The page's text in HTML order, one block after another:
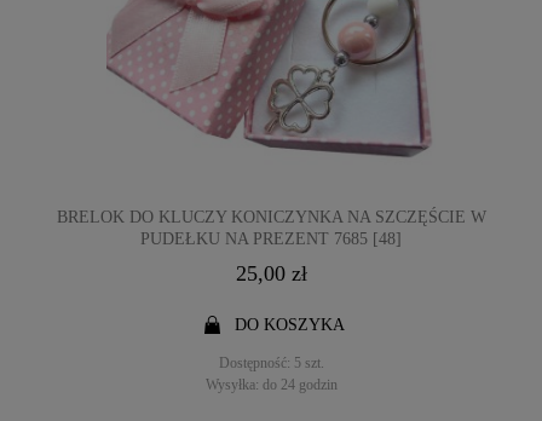
BRELOK DO KLUCZY KONICZYNKA NA SZCZĘŚCIE W
PUDEŁKU NA PREZENT 7685 [48]
25,00 zł
DO KOSZYKA
Dostępność: 5 szt.
Wysyłka: do 24 godzin